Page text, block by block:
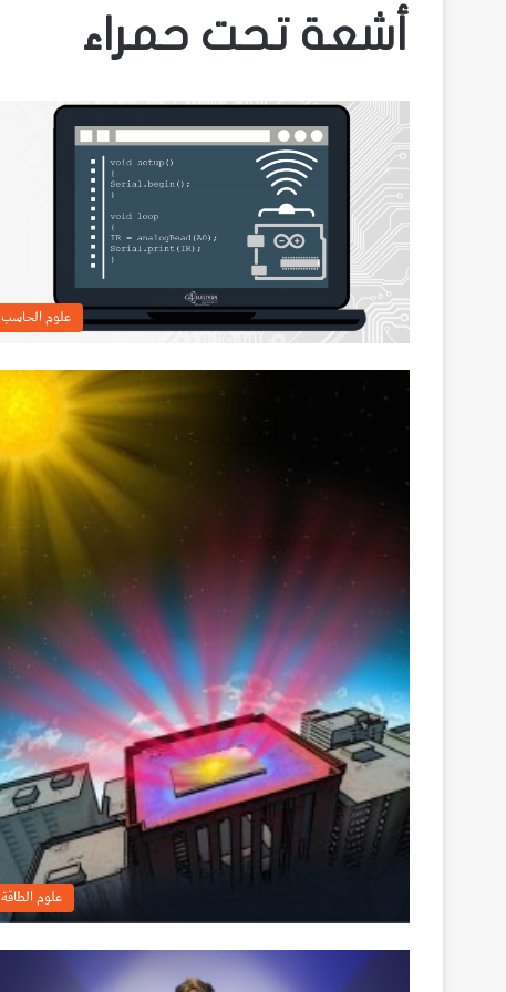
أشعة تحت حمراء
علوم الحاسب
علوم الطاقة